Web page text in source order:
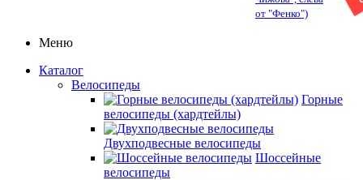
от "Фенко")
Меню
Каталог
Велосипеды
Горные
велосипеды (хардтейлы)
Двухподвесные велосипеды
Шоссейные
велосипеды